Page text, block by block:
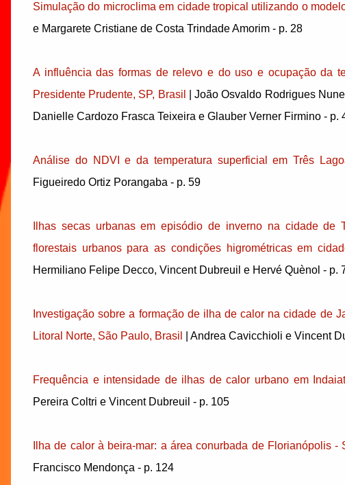
Simulação do microclima em cidade tropical utilizando o
e Margarete Cristiane de Costa Trindade Amorim - p. 28
A influência das formas de relevo e do uso e ocupação da
Presidente Prudente, SP, Brasil
| João Osvaldo Rodrigues
Danielle Cardozo Frasca Teixeira e Glauber Verner Firmino - p.
Análise do NDVI e da temperatura superficial em Três
Figueiredo Ortiz Porangaba - p. 59
Ilhas secas urbanas em episódio de inverno na cidade de
florestais urbanos para as condições higrométricas em
Hermiliano Felipe Decco, Vincent Dubreuil e Hervé Quènol - p.
Investigação sobre a formação de ilha de calor na cidade de
Litoral Norte, São Paulo, Brasil
| Andrea Cavicchioli e Vincent
Frequência e intensidade de ilhas de calor urbano em
Pereira Coltri e Vincent Dubreuil - p. 105
Ilha de calor à beira-mar: a área conurbada de Florianópolis -
Francisco Mendonça - p. 124